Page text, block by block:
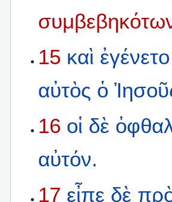
15 καὶ ἐγένετο
αὐτὸς ὁ
16 οἱ δὲ
αὐτόν.
17 εἶπε δὲ